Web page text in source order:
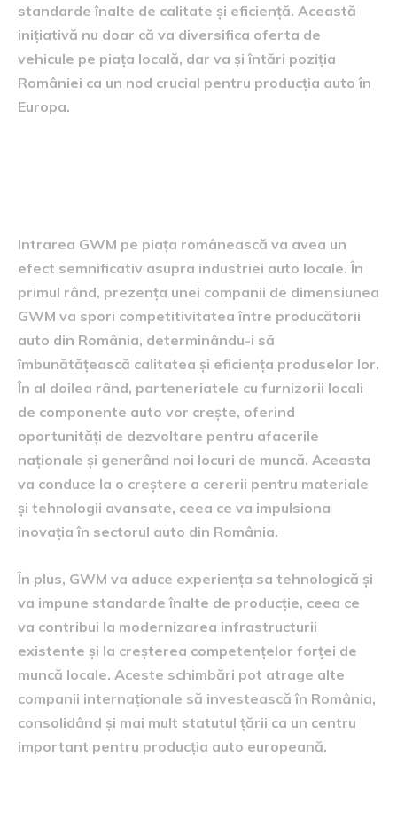
standarde înalte de calitate și eficiență. Această
inițiativă nu doar că va diversifica oferta de
vehicule pe piața locală, dar va și întări poziția
României ca un nod crucial pentru producția auto în
Europa.
Intrarea GWM pe piața românească va avea un
efect semnificativ asupra industriei auto locale. În
primul rând, prezența unei companii de dimensiunea
GWM va spori competitivitatea între producătorii
auto din România, determinându-i să
îmbunătățească calitatea și eficiența produselor lor.
În al doilea rând, parteneriatele cu furnizorii locali
de componente auto vor crește, oferind
oportunități de dezvoltare pentru afacerile
naționale și generând noi locuri de muncă. Aceasta
va conduce la o creștere a cererii pentru materiale
și tehnologii avansate, ceea ce va impulsiona
inovația în sectorul auto din România.
În plus, GWM va aduce experiența sa tehnologică și
va impune standarde înalte de producție, ceea ce
va contribui la modernizarea infrastructurii
existente și la creșterea competențelor forței de
muncă locale. Aceste schimbări pot atrage alte
companii internaționale să investească în România,
consolidând și mai mult statutul țării ca un centru
important pentru producția auto europeană.